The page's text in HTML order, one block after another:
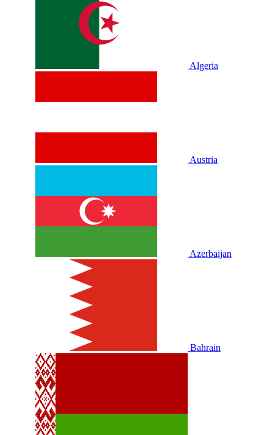
Algeria
Austria
Azerbaijan
Bahrain